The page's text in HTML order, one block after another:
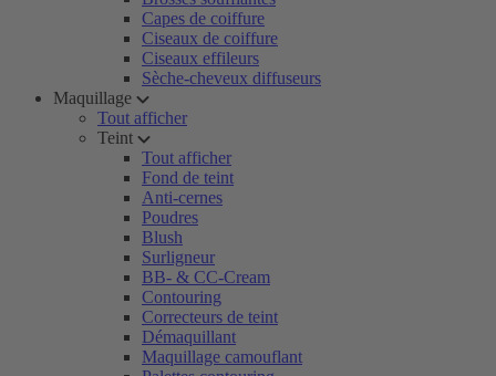
Capes de coiffure
Ciseaux de coiffure
Ciseaux effileurs
Sèche-cheveux diffuseurs
Maquillage
Tout afficher
Teint
Tout afficher
Fond de teint
Anti-cernes
Poudres
Blush
Surligneur
BB- & CC-Cream
Contouring
Correcteurs de teint
Démaquillant
Maquillage camouflant